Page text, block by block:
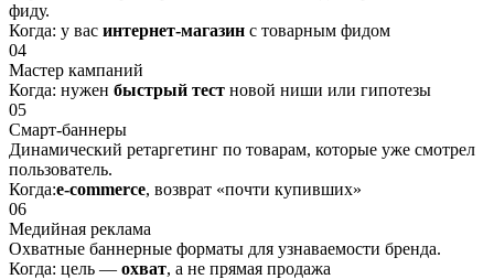
фиду.
Когда: у вас интернет-магазин с товарным фидом
04
Мастер кампаний
Когда: нужен быстрый тест новой ниши или гипотезы
05
Смарт-баннеры
Динамический ретаргетинг по товарам, которые уже смотрел
пользователь.
Когда:e-commerce, возврат «почти купивших»
06
Медийная реклама
Охватные баннерные форматы для узнаваемости бренда.
Когда: цель — охват, а не прямая продажа